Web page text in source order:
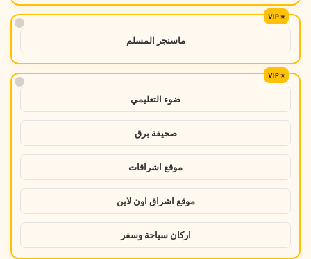
!
ماسنجر المسلم
!
ضوء التعليمي
صحيفة برق
موقع اشراقات
موقع اشراق اون لاين
اركان سياحة وسفر